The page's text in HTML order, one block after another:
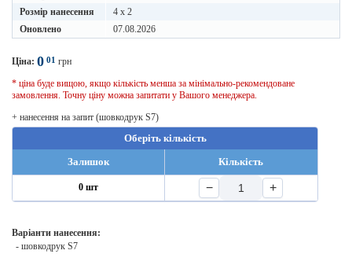
Розмір нанесення
4 x 2
Оновлено
07.08.2026
Ціна: 0 01 грн
* ціна буде вищою, якщо кількість менша за мінімально-рекомендоване
замовлення. Точну ціну можна запитати у Вашого менеджера.
+ нанесення на запит (шовкодрук S7)
Оберіть кількість
Залишок
Кількість
0 шт − +
Варіанти нанесення:
- шовкодрук S7